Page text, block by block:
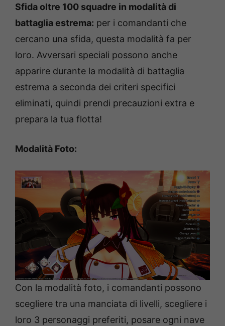
Sfida oltre 100 squadre in modalità di
battaglia estrema: per i comandanti che
cercano una sfida, questa modalità fa per
loro. Avversari speciali possono anche
apparire durante la modalità di battaglia
estrema a seconda dei criteri specifici
eliminati, quindi prendi precauzioni extra e
prepara la tua flotta!
Modalità Foto:
Con la modalità foto, i comandanti possono
scegliere tra una manciata di livelli, scegliere i
loro 3 personaggi preferiti, posare ogni nave